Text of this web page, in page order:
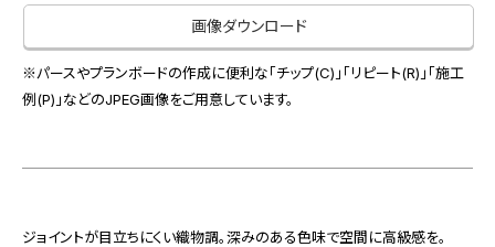
サンプル・カタログ請求／お問い合わせ（ビジネスのお客様）
スペースソリューション事業
オフィスソリューション事業
会社情報
画像ダウンロード
※パースやプランボードの作成に便利な「チップ(C)」「リピート(R)」「施工
例(P)」などのJPEG画像をご用意しています。
ジョイントが目立ちにくい織物調。深みのある色味で空間に高級感を。